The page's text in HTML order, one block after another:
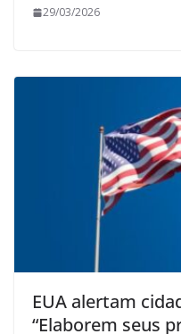
29/03/2026
EUA alertam
“Elaborem seus